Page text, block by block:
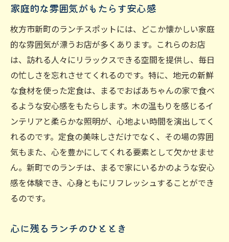
家庭的な雰囲気がもたらす安心感
枚方市新町のランチスポットには、どこか懐かしい家庭
的な雰囲気が漂うお店が多くあります。これらのお店
は、訪れる人々にリラックスできる空間を提供し、毎日
の忙しさを忘れさせてくれるのです。特に、地元の新鮮
な食材を使った定食は、まるでおばあちゃんの家で食べ
るような安心感をもたらします。木の温もりを感じるイ
ンテリアと柔らかな照明が、心地よい時間を演出してく
れるのです。定食の美味しさだけでなく、その場の雰囲
気もまた、心を豊かにしてくれる要素として欠かせませ
ん。新町でのランチは、まるで家にいるかのような安心
感を体験でき、心身ともにリフレッシュすることができ
るのです。
心に残るランチのひととき